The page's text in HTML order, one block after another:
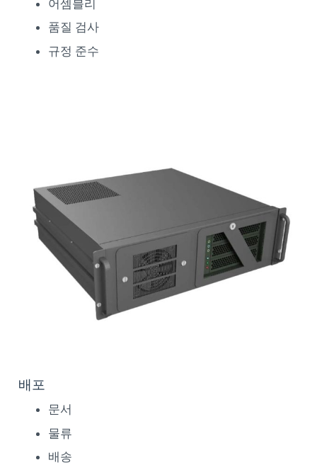
어셈블리
품질 검사
규정 준수
배포
문서
물류
배송